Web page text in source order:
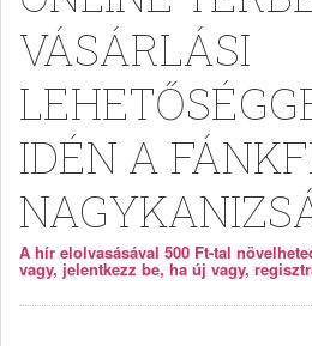
VÁSÁRLÁSI
IDÉN A
A hír elolvasásával 500 Ft-tal
vagy, jelentkezz be, ha új vagy,